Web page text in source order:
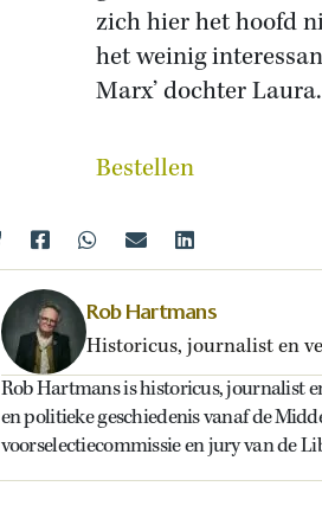
zich hier het hoofd
het weinig
Marx’ dochter Laura.
Bestellen
Rob Hartmans
Historicus, journalist en
Rob Hartmans is historicus, journalist
en politieke geschiedenis vanaf de
voorselectiecommissie en jury van de